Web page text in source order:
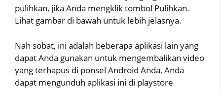
pulihkan, jika Anda mengklik tombol Pulihkan.
Lihat gambar di bawah untuk lebih jelasnya.
Nah sobat, ini adalah beberapa aplikasi lain yang
dapat Anda gunakan untuk mengembalikan video
yang terhapus di ponsel Android Anda, Anda
dapat mengunduh aplikasi ini di playstore